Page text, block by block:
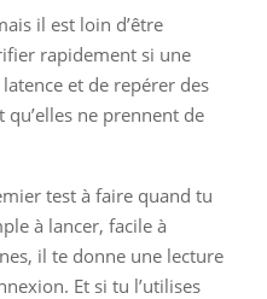
il est loin d’être
rapidement si une
et de repérer des
ne prennent de
test à faire quand tu
à lancer, facile à
il te donne une lecture
Et si tu l’utilises